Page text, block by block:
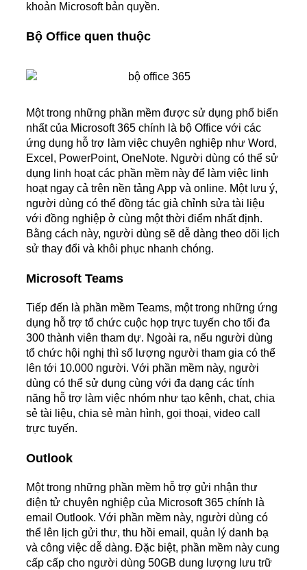
khoản Microsoft bản quyền.
Bộ Office quen thuộc
Một trong những phần mềm được sử dụng phổ biến
nhất của Microsoft 365 chính là bộ Office với các
ứng dụng hỗ trợ làm việc chuyên nghiệp như Word,
Excel, PowerPoint, OneNote. Người dùng có thể sử
dụng linh hoạt các phần mềm này để làm việc linh
hoạt ngay cả trên nền tảng App và online. Một lưu ý,
người dùng có thể đồng tác giả chỉnh sửa tài liệu
với đồng nghiệp ở cùng một thời điểm nhất định.
Bằng cách này, người dùng sẽ dễ dàng theo dõi lịch
sử thay đổi và khôi phục nhanh chóng.
Microsoft Teams
Tiếp đến là phần mềm Teams, một trong những ứng
dụng hỗ trợ tổ chức cuộc họp trực tuyến cho tối đa
300 thành viên tham dự. Ngoài ra, nếu người dùng
tổ chức hội nghị thì số lượng người tham gia có thể
lên tới 10.000 người. Với phần mềm này, người
dùng có thể sử dụng cùng với đa dạng các tính
năng hỗ trợ làm việc nhóm như tạo kênh, chat, chia
sẻ tài liệu, chia sẻ màn hình, gọi thoại, video call
trực tuyến.
Outlook
Một trong những phần mềm hỗ trợ gửi nhận thư
điện tử chuyên nghiệp của Microsoft 365 chính là
email Outlook. Với phần mềm này, người dùng có
thể lên lịch gửi thư, thu hồi email, quản lý danh bạ
và công việc dễ dàng. Đặc biệt, phần mềm này cung
cấp cấp cho người dùng 50GB dung lượng lưu trữ